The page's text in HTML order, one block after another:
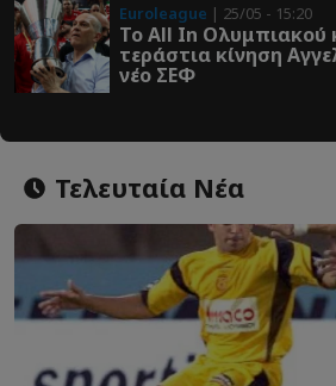
Euroleague | 25/05 - 15:20
Το All In Ολυμπιακού
τεράστια κίνηση
νέο ΣΕΦ
Τελευταία Νέα